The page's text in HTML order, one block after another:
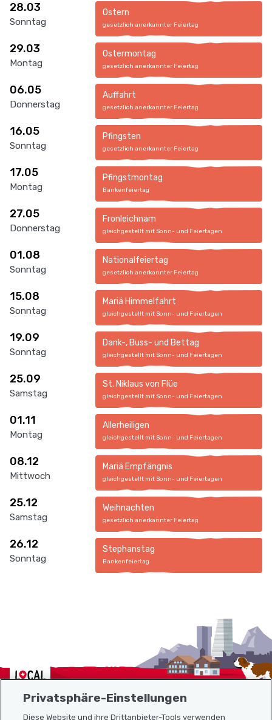
28.03
Sonntag
Ostern
gesetzlich anerkannter Feiertag
29.03
Montag
Ostermontag
gesetzlich anerkannter Feiertag
06.05
Donnerstag
Auffahrt
gesetzlich anerkannter Feiertag
16.05
Sonntag
Pfingsten
gesetzlich anerkannter Feiertag
17.05
Montag
Pfingstmontag
Bankenfeiertag
27.05
Donnerstag
Fronleichnam
gleichgestellt mit Sonn- und Feiertagen
01.08
Sonntag
Nationalfeiertag
gesetzlich anerkannter Feiertag
15.08
Sonntag
Mariä Himmelfahrt
gleichgestellt mit Sonn- und Feiertagen
19.09
Sonntag
Dank-, Buss- und Bettag
gleichgestellt mit Sonn- und Feiertagen
25.09
Samstag
St. Niklaus von Flüe
gleichgestellt mit Sonn- und Feiertagen
01.11
Montag
Allerheiligen
gleichgestellt mit Sonn- und Feiertagen
08.12
Mittwoch
Mariä Empfängnis
gleichgestellt mit Sonn- und Feiertagen
25.12
Samstag
Weihnachten
gesetzlich anerkannter Feiertag
26.12
Sonntag
Stephanstag
Bankenfeiertag
Localcities
Privatsphäre-Einstellungen
Diese Website und ihre Drittanbieter-Tools verwenden